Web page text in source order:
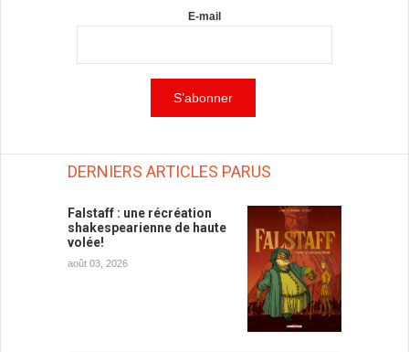
E-mail
DERNIERS ARTICLES PARUS
Falstaff : une récréation
shakespearienne de haute
volée!
août 03, 2026